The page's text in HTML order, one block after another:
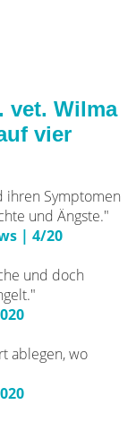
vet. Wilma
vier
ihren Symptomen
und Ängste."
| 4/20
und doch
ablegen, wo